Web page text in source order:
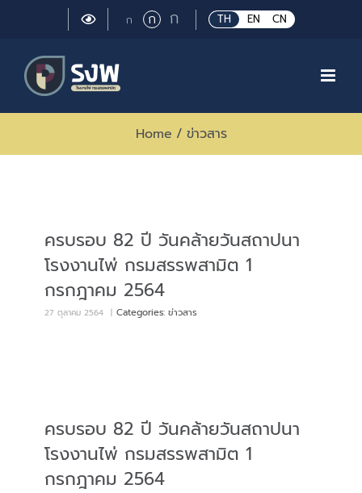
TH EN CN
กSmall
กRegular
font
ก Large
font
Home / ข่าวสาร
ครบรอบ 82 ปี วันคล้ายวันสถาปนา
โรงงานไพ่ กรมสรรพสามิต 1
กรกฎาคม 2564
27 ตุลาคม 2564 Categories: ข่าวสาร
ครบรอบ 82 ปี วันคล้ายวันสถาปนา
โรงงานไพ่ กรมสรรพสามิต 1
กรกฎาคม 2564